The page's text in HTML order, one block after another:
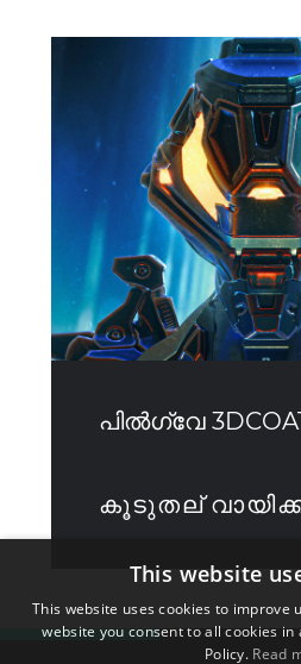
പിൽഗ്വേ
കൂടുതല്
This website
This website uses cookies to improve
website you consent to all cookies in
Policy. Read